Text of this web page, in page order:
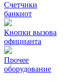
Счетчики
банкнот
Кнопки вызова
официанта
Прочее
оборудование